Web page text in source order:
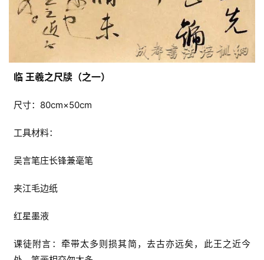
临 王羲之尺牍（之一）
尺寸：80cm×50cm
工具材料：
吴言笔庄长锋兼毫笔
夹江毛边纸
红星墨液
课徒附言：牵带太多则损其简，去古亦远矣，此王之近今